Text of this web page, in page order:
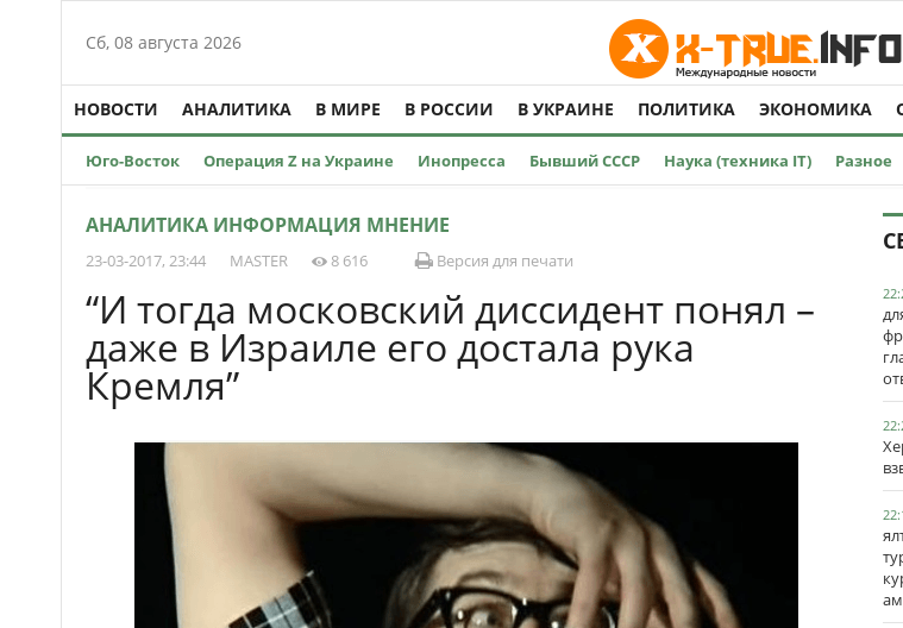
Сб, 08 августа 2026
НОВОСТИ АНАЛИТИКА В МИРЕ В РОССИИ В УКРАИНЕ ПОЛИТИКА ЭКОНОМИКА
Юго-Восток Операция Z на Украине Инопресса Бывший СССР Наука (техника IT) Разное
АНАЛИТИКА ИНФОРМАЦИЯ МНЕНИЕ
23-03-2017, 23:44 MASTER 8 616 Версия для печати
“И тогда московский диссидент понял –
даже в Израиле его достала рука
Кремля”